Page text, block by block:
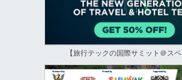
【旅行テックの国際サミット＠スペ